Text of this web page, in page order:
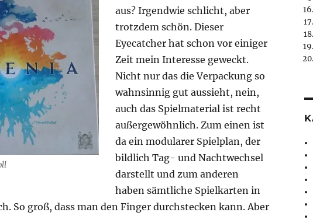
aus? Irgendwie schlicht, aber
trotzdem schön. Dieser
Eyecatcher hat schon vor einiger
Zeit mein Interesse geweckt.
Nicht nur das die Verpackung so
wahnsinnig gut aussieht, nein,
auch das Spielmaterial ist recht
außergewöhnlich. Zum einen ist
da ein modularer Spielplan, der
bildlich Tag- und Nachtwechsel
darstellt und zum anderen
haben sämtliche Spielkarten in
So groß, dass man den Finger durchstecken kann. Aber